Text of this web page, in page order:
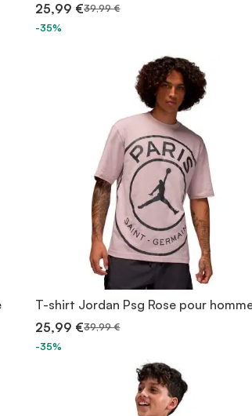
25,99 €39,99 €
-35%
T-shirt Jordan Psg Rose pour
25,99 €39,99 €
-35%